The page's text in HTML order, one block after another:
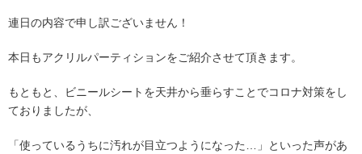
連日の内容で申し訳ございません！
本日もアクリルパーティションをご紹介させて頂きます。
もともと、ビニールシートを天井から垂らすことでコロナ対策をし
ておりましたが、
「使っているうちに汚れが目立つようになった…」といった声があ